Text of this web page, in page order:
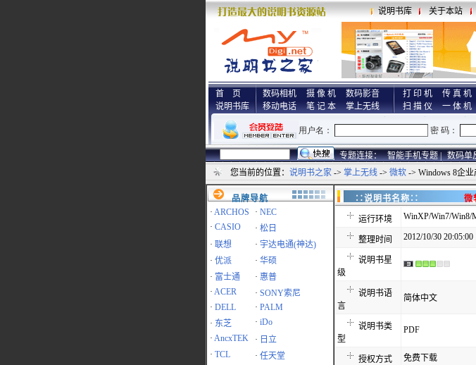
说明书库 关于本站
首 页
说明书库
数码相机 摄 像 机
数码影音
移动电话
笔 记 本 掌上无线
打 印 机 传 真 机
扫 描 仪
一 体 机
专题连接： 智能手机专题 | 数码单
您当前的位置： 说明书之家 -> 掌上无线 -> 微软 -> Windows 8企
品牌导航
· ARCHOS · NEC
· CASIO · 松日
· 联想 · 宇达电通(神达)
· 优派 · 华硕
· 富士通 · 惠普
· ACER · SONY索尼
· DELL · PALM
· 东芝 · iDo
· AncxTEK · 日立
· TCL · 任天堂
∷说明书名称∷ 微
运行环境 WinXP/Win7/Win8/
整理时间 2012/10/30 20:05:00
说明书星
级
说明书语
言
简体中文
说明书类
型
PDF
授权方式 免费下载